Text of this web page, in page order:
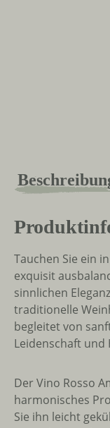
Tauchen Sie ein
exquisit
sinnlichen
traditionelle
begleitet von
Leidenschaft und
Der Vino Rosso
harmonisches
Sie ihn leicht